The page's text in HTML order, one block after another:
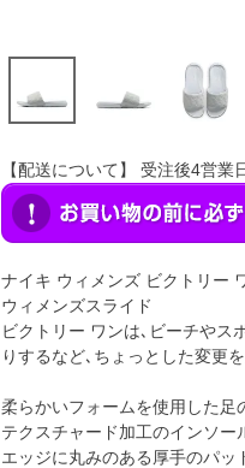
【配送について】 受注後4営業
ナイキ ウィメンズ ビクトリー
ウィメンズスライド
ビクトリー ワンは､ビーチやス
りするなど､ちょっとした変更
柔らかいフォームを使用した足
テクスチャード加工のインソー
エッジに丸みのある厚手のパッ